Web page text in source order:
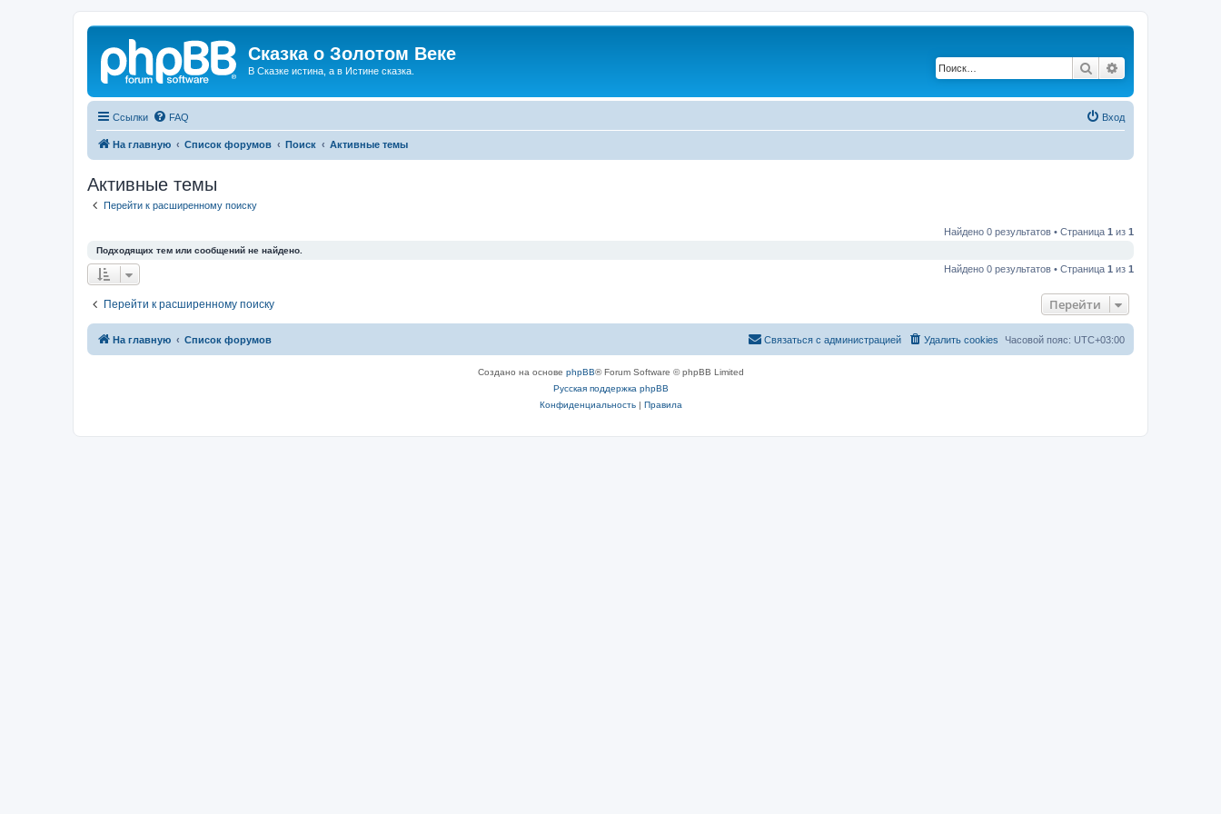
Сказка о Золотом Веке
В Сказке истина, а в Истине сказка. Поиск
Ссылки FAQ Вход
На главную Список форумов Поиск Активные темы
Активные темы
Перейти к расширенному поиску
Найдено 0 результатов • Страница 1 из 1
Подходящих тем или сообщений не найдено.
Найдено 0 результатов • Страница 1 из 1
Перейти к расширенному поиску Перейти
На главную Список форумов Часовой пояс: UTC+03:00
Удалить cookies
Связаться с администрацией
Создано на основе phpBB® Forum Software © phpBB Limited
Русская поддержка phpBB
Конфиденциальность| Правила